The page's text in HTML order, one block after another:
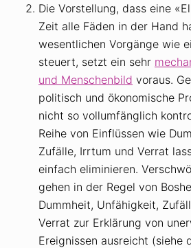
Die Vorstellung, dass eine
Zeit alle Fäden in der Hand
wesentlichen Vorgänge wie
steuert, setzt ein sehr
und Menschenbild voraus.
politisch und ökonomische
nicht so vollumfänglich
Reihe von Einflüssen wie
Zufälle, Irrtum und Verrat
einfach eliminieren.
gehen in der Regel von
Dummheit, Unfähigkeit,
Verrat zur Erklärung von
Ereignissen ausreicht (siehe